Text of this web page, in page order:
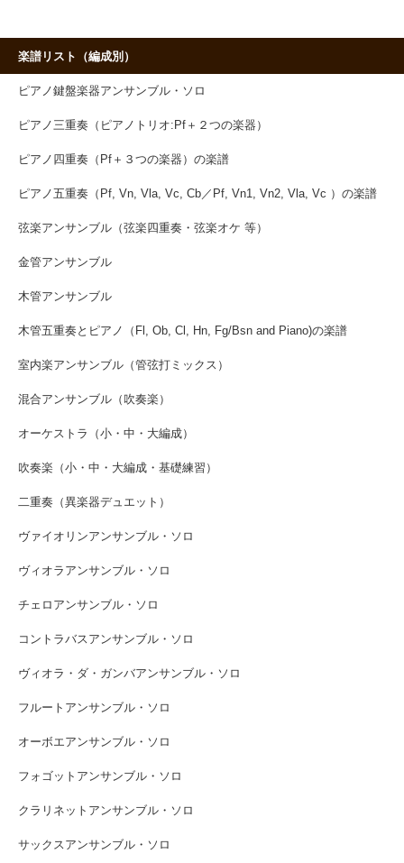
楽譜リスト（編成別）
ピアノ鍵盤楽器アンサンブル・ソロ
ピアノ三重奏（ピアノトリオ:Pf＋２つの楽器）
ピアノ四重奏（Pf＋３つの楽器）の楽譜
ピアノ五重奏（Pf, Vn, Vla, Vc, Cb／Pf, Vn1, Vn2, Vla, Vc ）の楽譜
弦楽アンサンブル（弦楽四重奏・弦楽オケ 等）
金管アンサンブル
木管アンサンブル
木管五重奏とピアノ（Fl, Ob, Cl, Hn, Fg/Bsn and Piano)の楽譜
室内楽アンサンブル（管弦打ミックス）
混合アンサンブル（吹奏楽）
オーケストラ（小・中・大編成）
吹奏楽（小・中・大編成・基礎練習）
二重奏（異楽器デュエット）
ヴァイオリンアンサンブル・ソロ
ヴィオラアンサンブル・ソロ
チェロアンサンブル・ソロ
コントラバスアンサンブル・ソロ
ヴィオラ・ダ・ガンバアンサンブル・ソロ
フルートアンサンブル・ソロ
オーボエアンサンブル・ソロ
フォゴットアンサンブル・ソロ
クラリネットアンサンブル・ソロ
サックスアンサンブル・ソロ